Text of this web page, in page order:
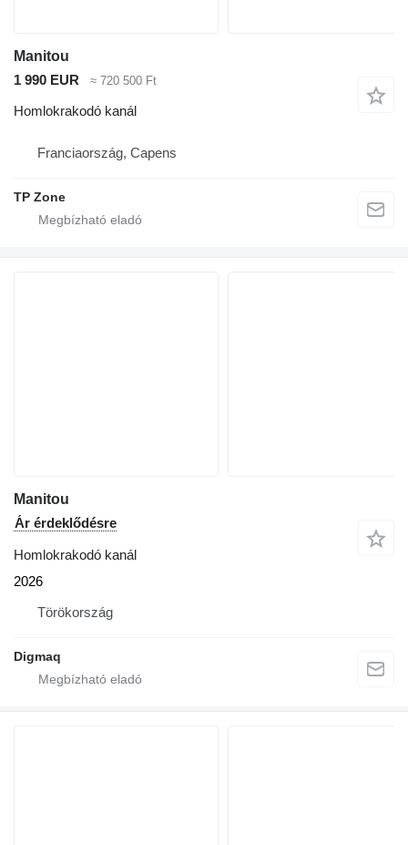
Manitou
1 990 EUR
≈ 720 500 Ft
Homlokrakodó kanál
Franciaország, Capens
TP Zone
Manitou
Ár érdeklődésre
Homlokrakodó kanál
2026
Törökország
Digmaq